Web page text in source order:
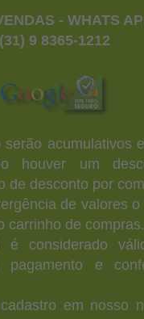
- WHATS
(31) 9 8365-1212
acumulativos
houver um
de desconto por
de valores o
carrinho de compras.
considerado
pagamento e
em nosso